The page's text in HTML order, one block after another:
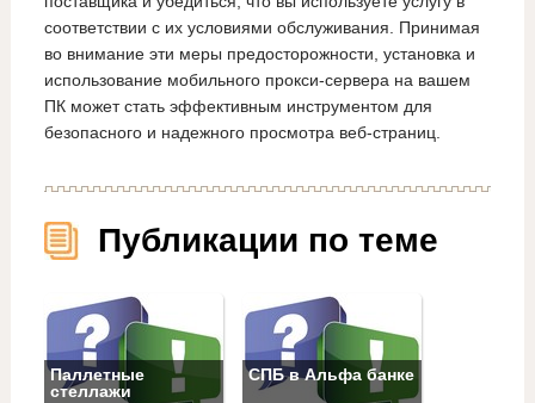
соответствии с их условиями обслуживания. Принимая
во внимание эти меры предосторожности, установка и
использование мобильного прокси-сервера на вашем
ПК может стать эффективным инструментом для
безопасного и надежного просмотра веб-страниц.
Публикации по теме
Паллетные
стеллажи
СПБ в Альфа банке